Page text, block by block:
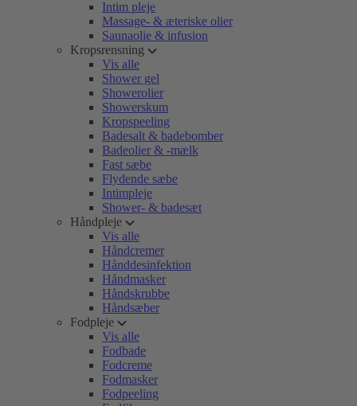
Intim pleje
Massage- & æteriske olier
Saunaolie & infusion
Kropsrensning
Vis alle
Shower gel
Showerolier
Showerskum
Kropspeeling
Badesalt & badebomber
Badeolier & -mælk
Fast sæbe
Flydende sæbe
Intimpleje
Shower- & badesæt
Håndpleje
Vis alle
Håndcremer
Hånddesinfektion
Håndmasker
Håndskrubbe
Håndsæber
Fodpleje
Vis alle
Fodbade
Fodcreme
Fodmasker
Fodpeeling